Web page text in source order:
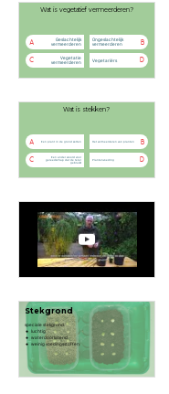
Wat is vegetatief vermeerderen?
A
Geslachtelijk
vermeerderen
B
Ongeslachtelijk
vermeerderen
C
Vegetatie
vermeerderen
D
Vegetariërs
Wat is stekken?
A Een plant in de grond zetten B
Het vermeerderen van planten
C Een ander woord voor
gereedschap dat de teler
gebruikt D
Plantenvoeding
Stekgrond
speciale stekgrond:
luchtig
waterdoorlatend
weinig voedingsstoffen